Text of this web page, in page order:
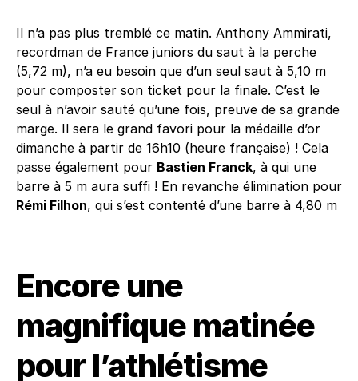
Il n’a pas plus tremblé ce matin. Anthony Ammirati,
recordman de France juniors du saut à la perche
(5,72 m), n’a eu besoin que d’un seul saut à 5,10 m
pour composter son ticket pour la finale. C’est le
seul à n’avoir sauté qu’une fois, preuve de sa grande
marge. Il sera le grand favori pour la médaille d’or
dimanche à partir de 16h10 (heure française) ! Cela
passe également pour Bastien Franck, à qui une
barre à 5 m aura suffi ! En revanche élimination pour
Rémi Filhon, qui s’est contenté d’une barre à 4,80 m
Encore une
magnifique matinée
pour l’athlétisme